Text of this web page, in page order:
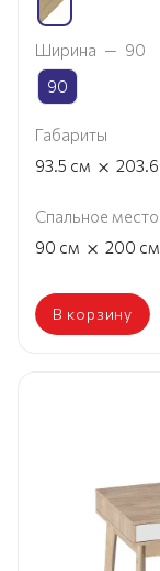
Ширина — 90
90
Габариты
93.5 см × 203.6
Спальное место
90 см × 200 см
В корзину